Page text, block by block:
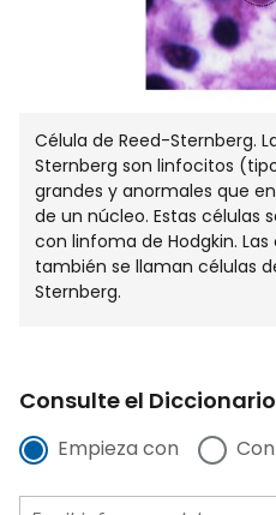
Célula de Reed-Sternberg.
Sternberg son linfocitos
grandes y anormales que
de un núcleo. Estas células
con linfoma de Hodgkin.
también se llaman células
Sternberg.
Consulte el
Empieza con